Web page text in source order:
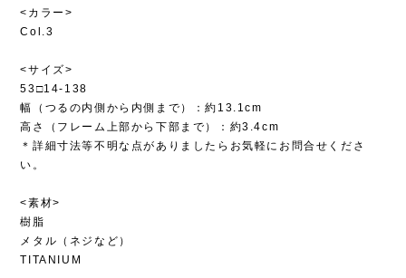
<カラー>
Col.3
<サイズ>
53□14-138
幅（つるの内側から内側まで）：約13.1cm
高さ（フレーム上部から下部まで）：約3.4cm
＊詳細寸法等不明な点がありましたらお気軽にお問合せくださ
い。
<素材>
樹脂
メタル（ネジなど）
TITANIUM